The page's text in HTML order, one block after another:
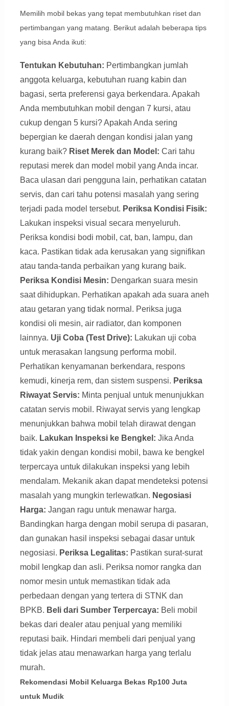
Memilih mobil bekas yang tepat membutuhkan riset dan
pertimbangan yang matang. Berikut adalah beberapa tips
yang bisa Anda ikuti:
Tentukan Kebutuhan: Pertimbangkan jumlah
anggota keluarga, kebutuhan ruang kabin dan
bagasi, serta preferensi gaya berkendara. Apakah
Anda membutuhkan mobil dengan 7 kursi, atau
cukup dengan 5 kursi? Apakah Anda sering
bepergian ke daerah dengan kondisi jalan yang
kurang baik? Riset Merek dan Model: Cari tahu
reputasi merek dan model mobil yang Anda incar.
Baca ulasan dari pengguna lain, perhatikan catatan
servis, dan cari tahu potensi masalah yang sering
terjadi pada model tersebut. Periksa Kondisi Fisik:
Lakukan inspeksi visual secara menyeluruh.
Periksa kondisi bodi mobil, cat, ban, lampu, dan
kaca. Pastikan tidak ada kerusakan yang signifikan
atau tanda-tanda perbaikan yang kurang baik.
Periksa Kondisi Mesin: Dengarkan suara mesin
saat dihidupkan. Perhatikan apakah ada suara aneh
atau getaran yang tidak normal. Periksa juga
kondisi oli mesin, air radiator, dan komponen
lainnya. Uji Coba (Test Drive): Lakukan uji coba
untuk merasakan langsung performa mobil.
Perhatikan kenyamanan berkendara, respons
kemudi, kinerja rem, dan sistem suspensi. Periksa
Riwayat Servis: Minta penjual untuk menunjukkan
catatan servis mobil. Riwayat servis yang lengkap
menunjukkan bahwa mobil telah dirawat dengan
baik. Lakukan Inspeksi ke Bengkel: Jika Anda
tidak yakin dengan kondisi mobil, bawa ke bengkel
terpercaya untuk dilakukan inspeksi yang lebih
mendalam. Mekanik akan dapat mendeteksi potensi
masalah yang mungkin terlewatkan. Negosiasi
Harga: Jangan ragu untuk menawar harga.
Bandingkan harga dengan mobil serupa di pasaran,
dan gunakan hasil inspeksi sebagai dasar untuk
negosiasi. Periksa Legalitas: Pastikan surat-surat
mobil lengkap dan asli. Periksa nomor rangka dan
nomor mesin untuk memastikan tidak ada
perbedaan dengan yang tertera di STNK dan
BPKB. Beli dari Sumber Terpercaya: Beli mobil
bekas dari dealer atau penjual yang memiliki
reputasi baik. Hindari membeli dari penjual yang
tidak jelas atau menawarkan harga yang terlalu
murah.
Rekomendasi Mobil Keluarga Bekas Rp100 Juta
untuk Mudik